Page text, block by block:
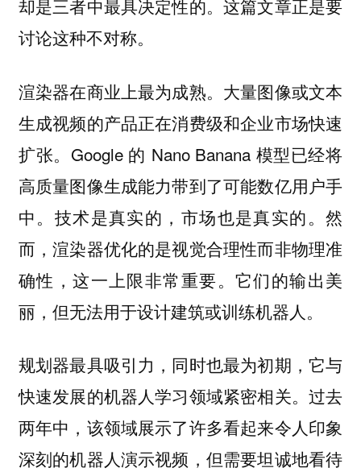
却是三者中最具决定性的。这篇文章正是要
讨论这种不对称。
渲染器在商业上最为成熟。大量图像或文本
生成视频的产品正在消费级和企业市场快速
扩张。Google 的 Nano Banana 模型已经将
高质量图像生成能力带到了可能数亿用户手
中。技术是真实的，市场也是真实的。然
而，渲染器优化的是视觉合理性而非物理准
确性，这一上限非常重要。它们的输出美
丽，但无法用于设计建筑或训练机器人。
规划器最具吸引力，同时也最为初期，它与
快速发展的机器人学习领域紧密相关。过去
两年中，该领域展示了许多看起来令人印象
深刻的机器人演示视频，但需要坦诚地看待